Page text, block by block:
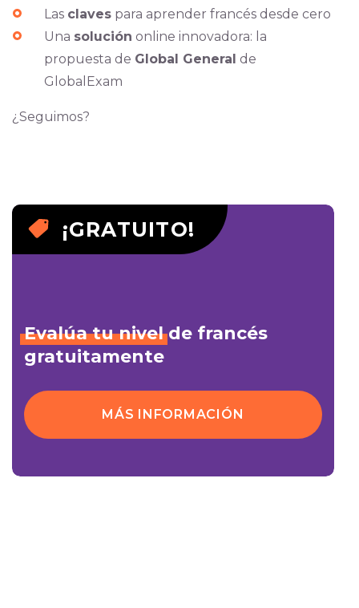
Las clavespara aprender francés desde cero
Una solución online innovadora: la
propuesta de Global General de
GlobalExam
¿Seguimos?
¡GRATUITO!
Evalúa tu nivelde francés
gratuitamente
MÁS INFORMACIÓN